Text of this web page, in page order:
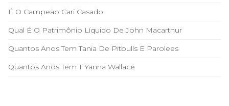
É O Campeão Cari Casado
Qual É O Patrimônio Líquido De John Macarthur
Quantos Anos Tem Tania De Pitbulls E Parolees
Quantos Anos Tem T Yanna Wallace